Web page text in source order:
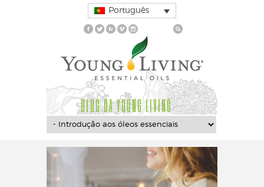
Português
BLOG DA YOUNG LIVING